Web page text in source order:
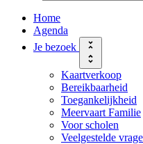
Home
Agenda
Je bezoek
Kaartverkoop
Bereikbaarheid
Toegankelijkheid
Meervaart Familie
Voor scholen
Veelgestelde